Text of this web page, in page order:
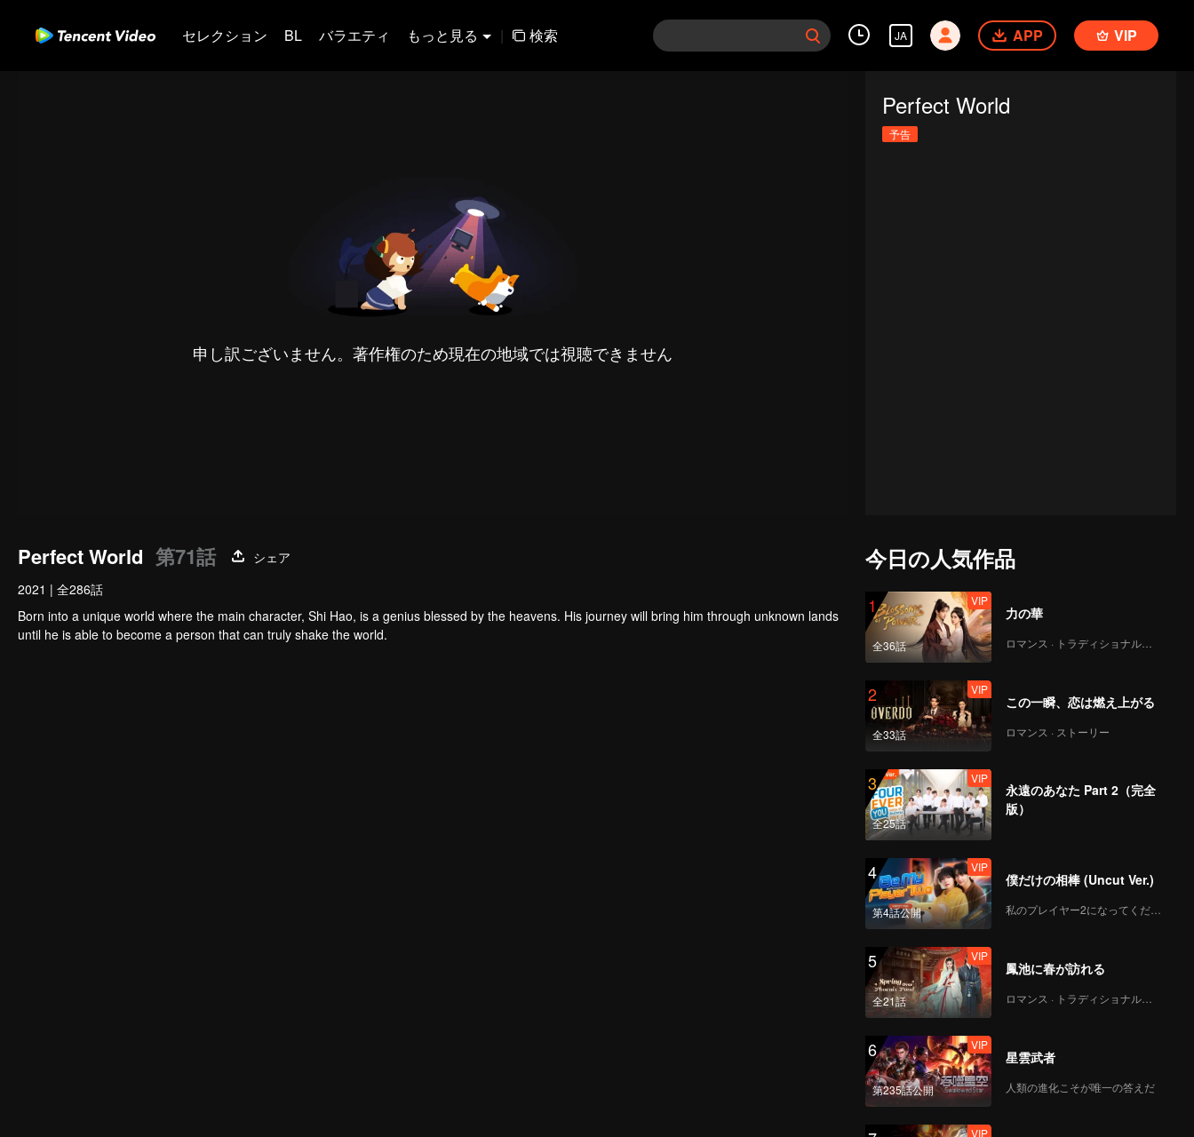
セレクション BL バラエティ もっと見る | 検索 JA APP VIP
申し訳ございません。著作権のため現在の地域では視聴できません
Perfect World
予告
Perfect World 第71話
シェア
2021 | 全286話
Born into a unique world where the main character, Shi Hao, is a genius blessed by the heavens. His journey will bring him through unknown lands
until he is able to become a person that can truly shake the world.
今日の人気作品
1
全36話
VIP
力の華
ロマンス · トラディショナル・コスチューム
2
全33話
VIP
この一瞬、恋は燃え上がる
ロマンス · ストーリー
3
全25話
VIP
永遠のあなた Part 2（完全
版）
4
第4話公開
VIP
僕だけの相棒 (Uncut Ver.)
私のプレイヤー2になってください
5
全21話
VIP
鳳池に春が訪れる
ロマンス · トラディショナル・コスチューム
6
第235話公開
VIP
星雲武者
人類の進化こそが唯一の答えだ
VIP